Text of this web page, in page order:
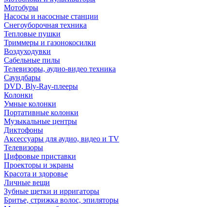
Мотобуры
Насосы и насосные станции
Снегоуборочная техника
Тепловые пушки
Триммеры и газонокосилки
Воздуходувки
Сабельные пилы
Телевизоры, аудио-видео техника
Саундбары
DVD, Bly-Ray-плееры
Колонки
Умные колонки
Портативные колонки
Музыкальные центры
Диктофоны
Аксессуары для аудио, видео и TV
Телевизоры
Цифровые приставки
Проекторы и экраны
Красота и здоровье
Личные вещи
Зубные щетки и ирригаторы
Бритье, стрижка волос, эпиляторы